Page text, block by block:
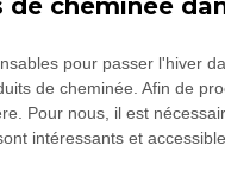
pour passer l'hiver
de cheminée. Afin de
Pour nous, il est
intéressants et